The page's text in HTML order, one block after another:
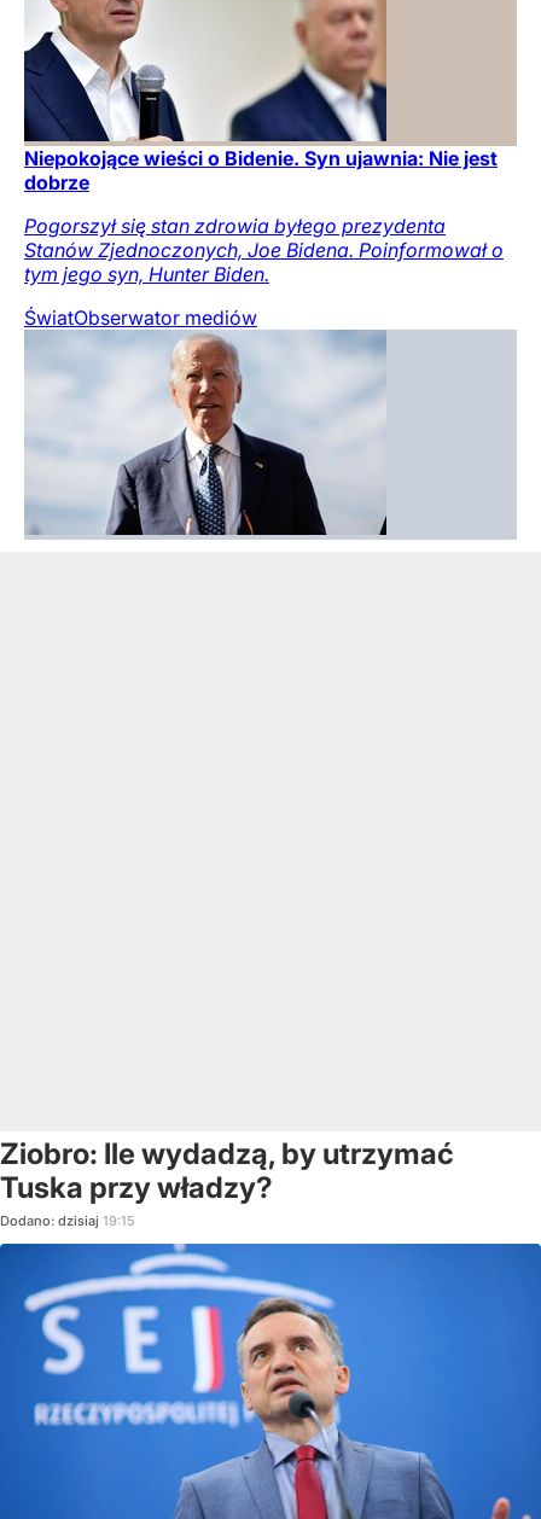
Niepokojące wieści o Bidenie. Syn ujawnia: Nie jest
dobrze
Pogorszył się stan zdrowia byłego prezydenta
Stanów Zjednoczonych, Joe Bidena. Poinformował o
tym jego syn, Hunter Biden.
ŚwiatObserwator mediów
Ziobro: Ile wydadzą, by utrzymać
Tuska przy władzy?
Dodano: dzisiaj 19:15